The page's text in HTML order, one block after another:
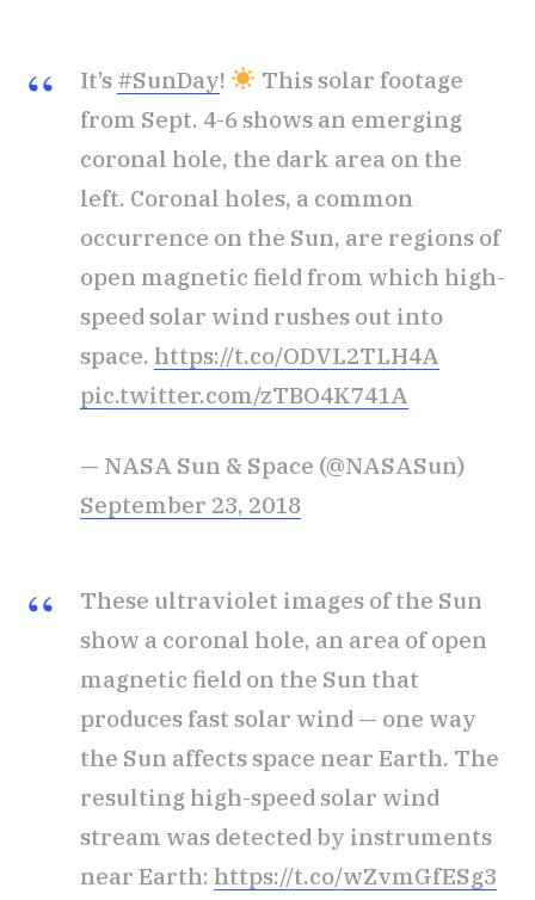
It’s #SunDay!
This solar footage
from Sept. 4-6 shows an emerging
coronal hole, the dark area on the
left. Coronal holes, a common
occurrence on the Sun, are regions of
open magnetic field from which high-
speed solar wind rushes out into
space. https://t.co/ODVL2TLH4A
pic.twitter.com/zTBO4K741A
— NASA Sun & Space (@NASASun)
September 23, 2018
These ultraviolet images of the Sun
show a coronal hole, an area of open
magnetic field on the Sun that
produces fast solar wind — one way
the Sun affects space near Earth. The
resulting high-speed solar wind
stream was detected by instruments
near Earth: https://t.co/wZvmGfESg3